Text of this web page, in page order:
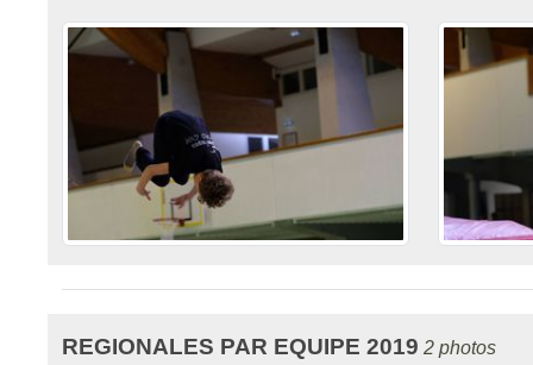
REGIONALES PAR EQUIPE 2019 2 photos